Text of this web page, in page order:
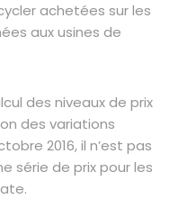
achetées sur les
aux usines de
des niveaux de prix
des variations
2016, il n’est pas
série de prix pour les